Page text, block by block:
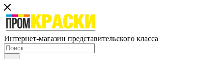
Интернет-магазин представительского класса